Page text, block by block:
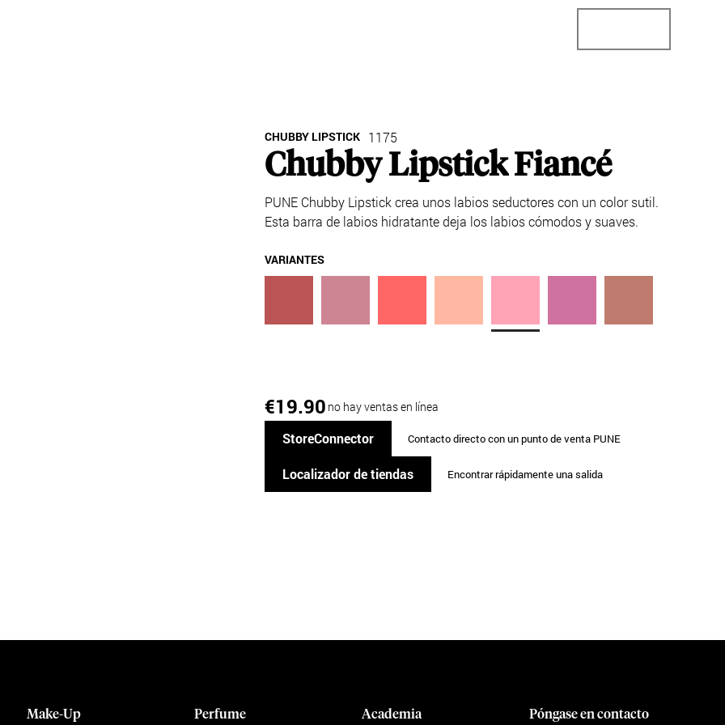
CHUBBY LIPSTICK 1175
Chubby Lipstick Fiancé
PUNE Chubby Lipstick crea unos labios seductores con un color sutil.
Esta barra de labios hidratante deja los labios cómodos y suaves.
VARIANTES
€19.90 no hay ventas en línea
StoreConnector Contacto directo con un punto de venta PUNE
Localizador de tiendas Encontrar rápidamente una salida
Make-Up Perfume Academia Póngase en contacto